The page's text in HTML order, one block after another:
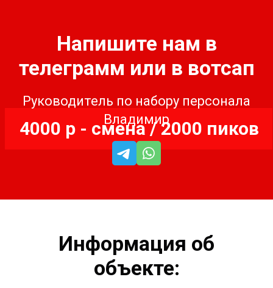
4000 р - смена / 2000 пиков
Напишите нам в
телеграмм или в вотсап
Руководитель по набору персонала
Владимир
Информация об
объекте: